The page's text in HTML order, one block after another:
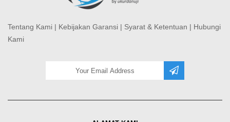
Tentang Kami | Kebijakan Garansi | Syarat & Ketentuan | Hubungi
Kami